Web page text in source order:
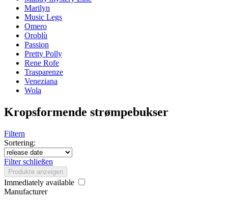
Marilyn
Music Legs
Omero
Oroblù
Passion
Pretty Polly
Rene Rofe
Trasparenze
Veneziana
Wola
Kropsformende strømpebukser
Filtern
Sortering:
Filter schließen
Produkte anzeigen
Immediately available
Manufacturer